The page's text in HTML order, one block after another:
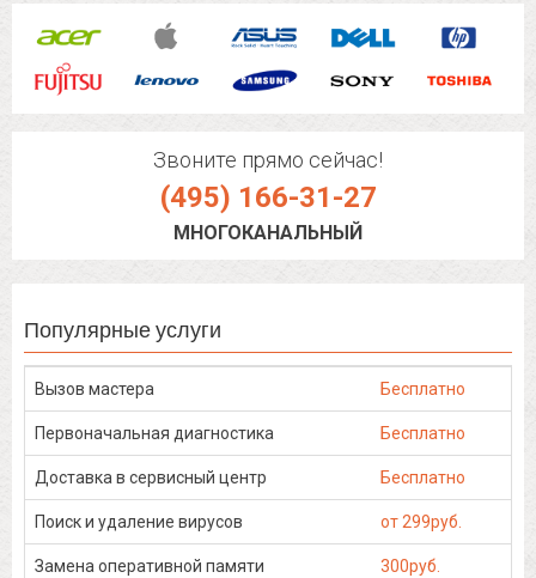
Звоните прямо сейчас!
(495) 166-31-27
МНОГОКАНАЛЬНЫЙ
Популярные услуги
Вызов мастера Бесплатно
Первоначальная диагностика Бесплатно
Доставка в сервисный центр Бесплатно
Поиск и удаление вирусов от 299руб.
Замена оперативной памяти 300руб.